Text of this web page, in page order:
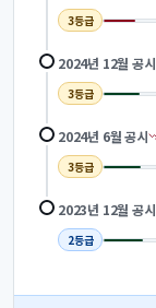
3등급
2024년 12월 공시
3등급
2024년 6월공시
3등급
2023년 12월 공시
2등급